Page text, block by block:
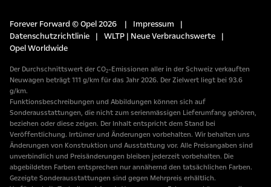
Forever Forward © Opel 2026 | Impressum
|
Datenschutzrichtlinie
| WLTP | Neue Verbrauchswerte
|
Opel Worldwide
Der Durchschnittswert der CO₂-Emissionen aller in der Schweiz verkauften
Neuwagen beträgt 111 g/km für das Jahr 2026. Der Zielwert liegt bei 93.6
g/km.
Funktionsbeschreibungen und Abbildungen können sich auf
Sonderausstattungen, die nicht zum serienmässigen Lieferumfang gehören,
beziehen oder diese zeigen. Der Inhalt entspricht dem Stand bei
Veröffentlichung. Irrtümer und Änderungen vorbehalten. Wir behalten uns
Änderungen von Konstruktion und Ausstattung vor. Alle Preisangaben sind
unverbindlich und Preisänderungen bleiben jederzeit vorbehalten. Die
abgebildeten Farben entsprechen nur annähernd den tatsächlichen Farben.
Gezeigte Sonderausstattungen sind gegen Mehrpreis erhältlich.